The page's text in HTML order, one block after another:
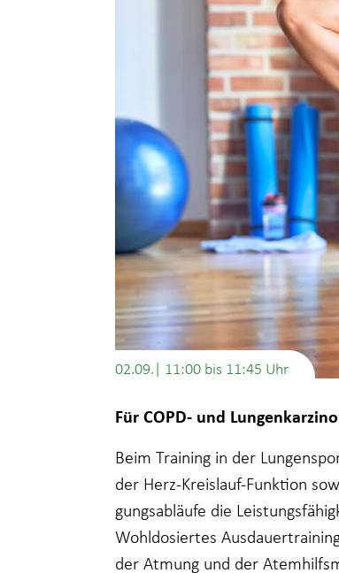
02.09.| 11:00 bis 11:45
Für COPD- und
Beim Training in der
der Herz-Kreislauf-Funktion
gungsabläufe die
Wohldosiertes
der Atmung und der